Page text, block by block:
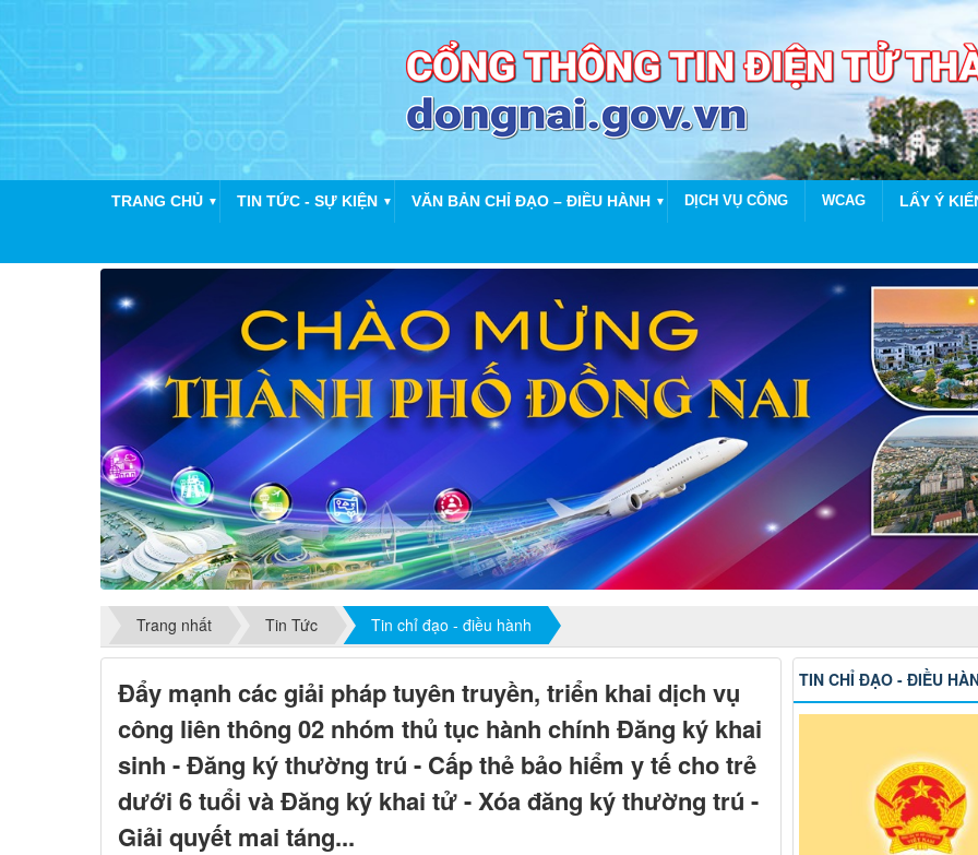
TRANG CHỦ ▼ TIN TỨC - SỰ KIỆN ▼ VĂN BẢN CHỈ ĐẠO – ĐIỀU HÀNH ▼ DỊCH VỤ CÔNG WCAG LẤY Ý
Trang nhất Tin Tức Tin chỉ đạo - điều hành
Đẩy mạnh các giải pháp tuyên truyền, triển khai dịch vụ
công liên thông 02 nhóm thủ tục hành chính Đăng ký khai
sinh - Đăng ký thường trú - Cấp thẻ bảo hiểm y tế cho trẻ
dưới 6 tuổi và Đăng ký khai tử - Xóa đăng ký thường trú -
Giải quyết mai táng...
TIN CHỈ ĐẠO - ĐIỀU